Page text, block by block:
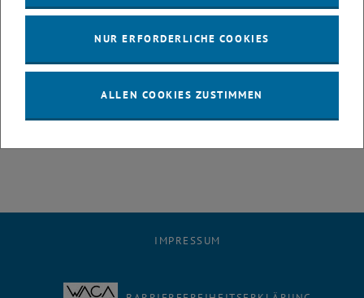
dies die aktuellen Covid-Regeln erlauben).
Die Arbeiten sind gemeinsam mit einem
zum 30.9.2022 in elektronischer Form an
sekretariat+e330@tuwien.ac.at zu senden.
IMPRESSUM
NUR ERFORDERLICHE COOKIES
ALLEN COOKIES ZUSTIMMEN